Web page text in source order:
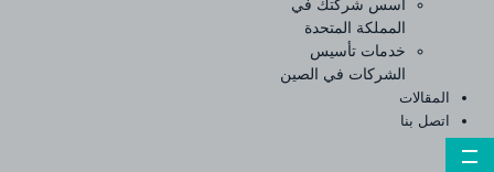
أسس شركتك في
المملكة المتحدة
خدمات تأسيس
الشركات في الصين
المقالات
اتصل بنا